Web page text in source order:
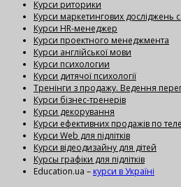
Курси риторики
Курси маркетингових досліджень с
Курси HR-менеджер
Курси проектного менеджмента
Курси англійської мови
Курси психологии
Курси дитячої психології
Тренінги з продажу. Ведення
Курси бізнес-тренерів
Курси декорування
Курси ефективних продажів по
Курси Web для підлітків
Курси відеодизайну для дітей
Курсы графіки для підлітків
Education.ua – курси в Україні